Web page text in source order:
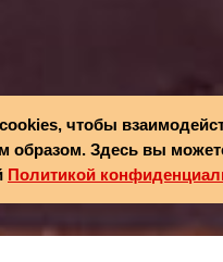
чтобы
образом. Здесь вы
Политикой